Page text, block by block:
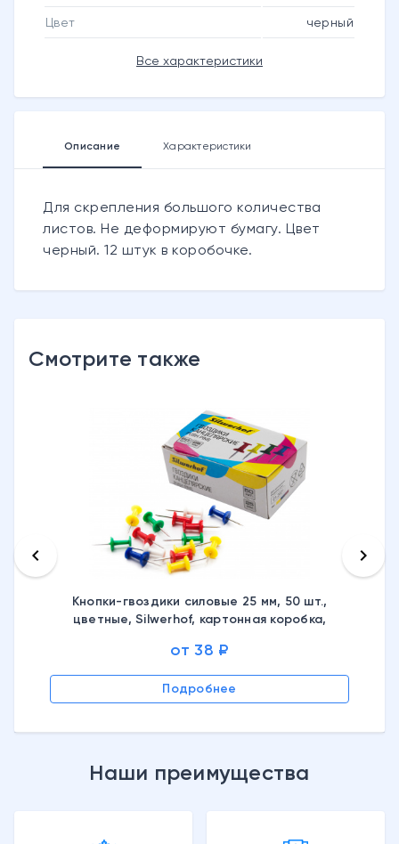
Цвет черный
Все характеристики
Описание Характеристики
Для скрепления большого количества
листов. Не деформируют бумагу. Цвет
черный. 12 штук в коробочке.
Смотрите также
Кнопки-гвоздики силовые 25 мм, 50 шт.,
цветные, Silwerhof, картонная коробка,
от 38 ₽
Подробнее
keyboard_arrow_left keyboard_arrow_right
Наши преимущества